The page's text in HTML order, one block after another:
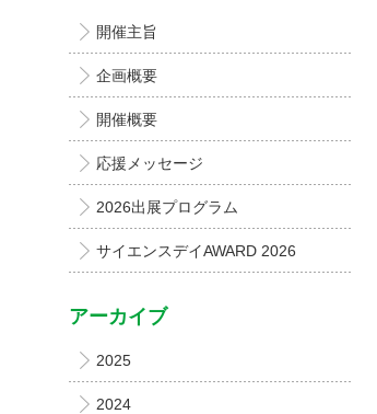
開催主旨
企画概要
開催概要
応援メッセージ
2026出展プログラム
サイエンスデイAWARD 2026
アーカイブ
2025
2024